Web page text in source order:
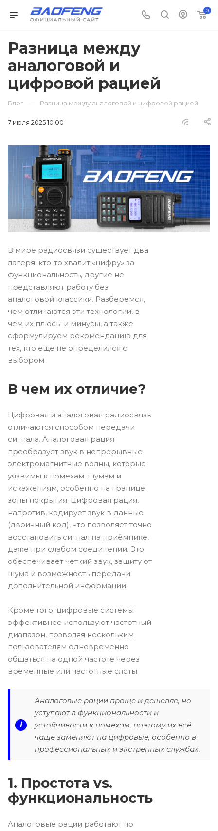
0
Разница между
аналоговой и
цифровой рацией
Блог — Разница между аналоговой и цифровой рацией
7 июля 2025 10:00
В мире радиосвязи существует два
лагеря: кто-то хвалит «цифру» за
функциональность, другие не
представляют работу без
аналоговой классики. Разберемся,
чем отличаются эти технологии, в
чем их плюсы и минусы, а также
сформулируем рекомендацию для
тех, кто еще не определился с
выбором.
В чем их отличие?
Цифровая и аналоговая радиосвязь
отличаются способом передачи
сигнала. Аналоговая рация
преобразует звук в непрерывные
электромагнитные волны, которые
уязвимы к помехам, шумам и
искажениям, особенно на границе
зоны покрытия. Цифровая рация,
напротив, кодирует звук в данные
(двоичный код), что позволяет точно
восстановить сигнал на приёмнике,
даже при слабом соединении. Это
обеспечивает четкий звук, защиту от
шума и возможность передачи
дополнительной информации.
Кроме того, цифровые системы
эффективнее используют частотный
диапазон, позволяя нескольким
пользователям одновременно
общаться на одной частоте через
временные или частотные слоты.
i
Аналоговые рации проще и дешевле, но
уступают в функциональности и
устойчивости к помехам, поэтому их всё
чаще заменяют на цифровые, особенно в
профессиональных и экстренных службах.
1. Простота vs.
функциональность
Аналоговые рации работают по